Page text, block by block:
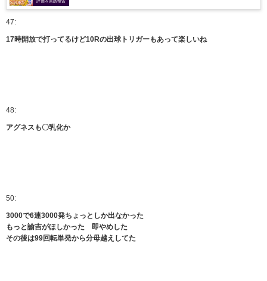
評価＆実践報告
47:
17時開放で打ってるけど10Rの出球トリガーもあって楽しいね
48:
アグネスも〇乳化か
50:
3000で6連3000発ちょっとしか出なかった
もっと諭吉がほしかった 即やめした
その後は99回転単発から分母越えしてた